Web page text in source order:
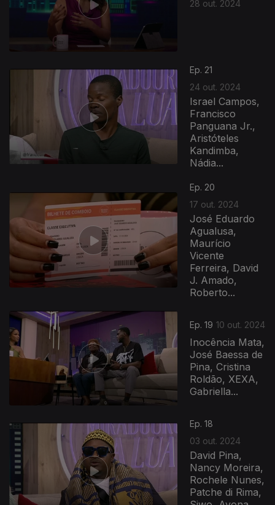
28 out. 2024
Ep. 21
24 out. 2024
Israel Campos,
Francisco
Panguana Jr.,
Aristóteles
Kandimba,
Nádia...
Ep. 20
17 out. 2024
José Eduardo
Agualusa,
Maurício
Vicente
Ferreira, David
J. Amado,
Roberto...
Ep. 19 10 out. 2024
Inocência Mata,
José Baessa de
Pina, Cristina
Roldão, XEXA,
Gabriella...
Ep. 18
03 out. 2024
David Pina,
Nancy Moreira,
Rochele Nunes,
Patche di Rima,